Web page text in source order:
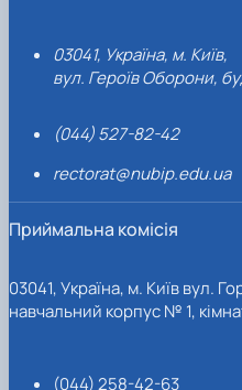
03041, Україна, м. Київ,
вул. Героїв Оборони,
(044) 527-82-42
rectorat@nubip.edu.ua
Приймальна комісія
03041, Україна, м. Київ вул.
навчальний корпус № 1,
(044) 258-42-63